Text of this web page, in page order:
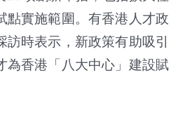
點實施範圍。有香港人才政
時表示，新政策有助吸引
為香港「八大中心」建設賦